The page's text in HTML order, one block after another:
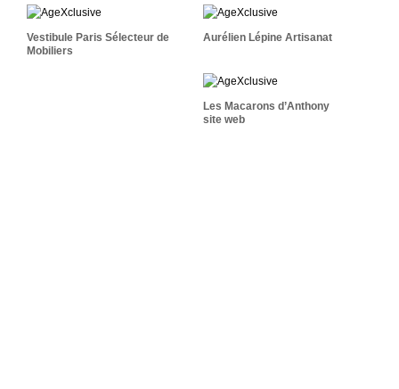
Vestibule Paris Sélecteur
Vestibule Paris Sélecteur de
Mobiliers
Aurélien Lépine Artisanat
Aurélien Lépine Artisanat
Les Macarons D’Anthony
Les Macarons d’Anthony
site web